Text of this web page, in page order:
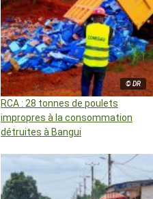
© DR
RCA : 28 tonnes de poulets
impropres à la consommation
détruites à Bangui